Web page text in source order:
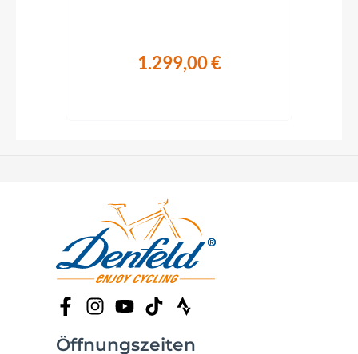
1.299,00 €
Öffnungszeiten